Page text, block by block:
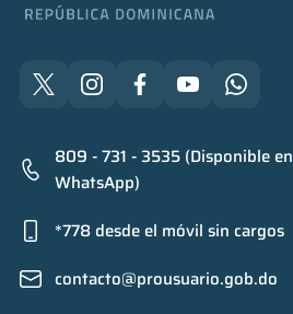
809 - 731 - 3535 (Disponible en
WhatsApp)
*778 desde el móvil sin cargos
contacto@prousuario.gob.do